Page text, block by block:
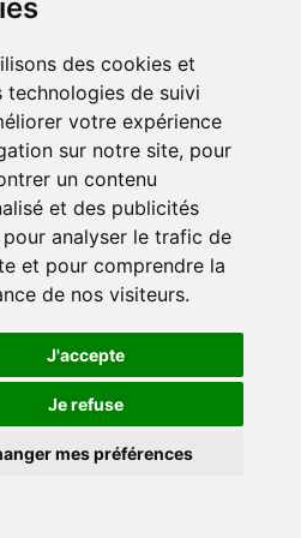
des cookies et
technologies de suivi
votre expérience
sur notre site, pour
un contenu
et des publicités
analyser le trafic de
et pour comprendre la
de nos visiteurs.
J'accepte
Je refuse
mes préférences